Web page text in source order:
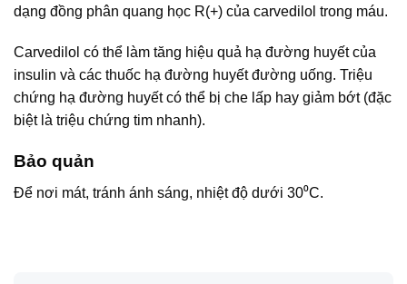
dạng đồng phân quang học R(+) của carvedilol trong máu.
Carvedilol có thể làm tăng hiệu quả hạ đường huyết của
insulin và các thuốc hạ đường huyết đường uống. Triệu
chứng hạ đường huyết có thể bị che lấp hay giảm bớt (đặc
biệt là triệu chứng tim nhanh).
Bảo quản
Để nơi mát, tránh ánh sáng, nhiệt độ dưới 30⁰C.